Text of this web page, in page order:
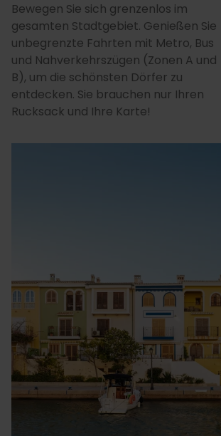
Bewegen Sie sich grenzenlos im
gesamten Stadtgebiet. Genießen Sie
unbegrenzte Fahrten mit Metro, Bus
und Nahverkehrszügen (Zonen A und
B), um die schönsten Dörfer zu
entdecken. Sie brauchen nur Ihren
Rucksack und Ihre Karte!